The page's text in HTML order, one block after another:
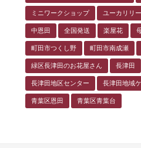
ミニワークショップ ユーカリリ
中恩田 全国発送 楽屋花
町田市つくし野 町田市南成瀬
緑区長津田のお花屋さん 長津田
長津田地区センター 長津田地域
青葉区恩田 青葉区青葉台